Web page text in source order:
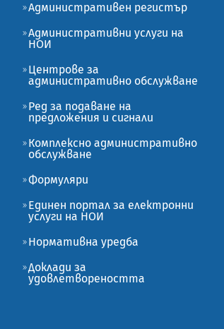
Административен регистър
Административни услуги на
НОИ
Центрове за
административно обслужване
Ред за подаване на
предложения и сигнали
Комплексно административно
обслужване
Формуляри
Единен портал за електронни
услуги на НОИ
Нормативна уредба
Доклади за
удовлетвореността